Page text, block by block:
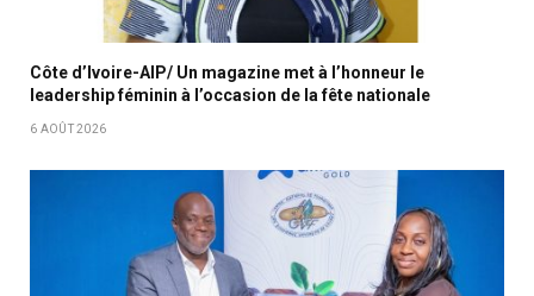
Côte d’Ivoire-AIP/ Un magazine met à l’honneur le
leadership féminin à l’occasion de la fête nationale
6 AOÛT 2026